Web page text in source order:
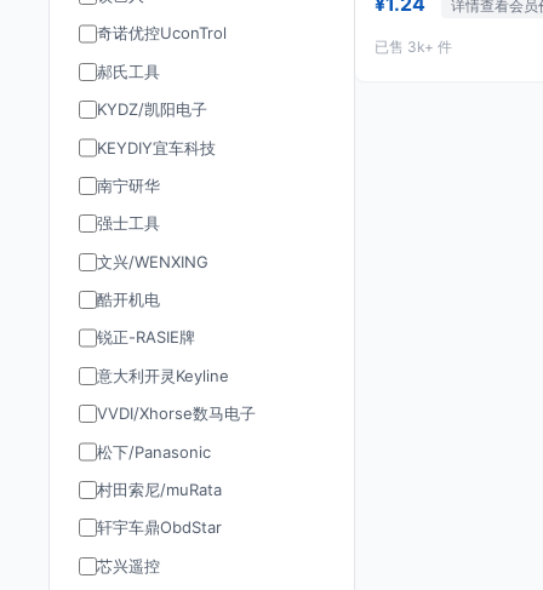
奇诺优控UconTrol
郝氏工具
KYDZ/凯阳电子
KEYDIY宜车科技
南宁研华
强士工具
文兴/WENXING
酷开机电
锐正-RASIE牌
意大利开灵Keyline
VVDI/Xhorse数马电子
松下/Panasonic
村田索尼/muRata
轩宇车鼎ObdStar
芯兴遥控
详情查看会员
已售 3k+ 件